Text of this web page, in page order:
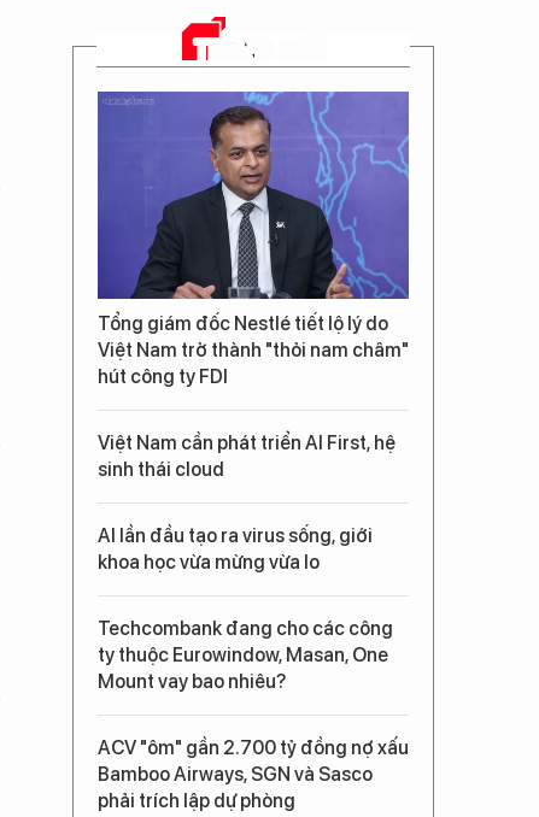
TRANG CHỦ
Tổng giám đốc Nestlé tiết lộ lý do
Việt Nam trở thành "thỏi nam châm"
hút công ty FDI
Việt Nam cần phát triển AI First, hệ
sinh thái cloud
AI lần đầu tạo ra virus sống, giới
khoa học vừa mừng vừa lo
Techcombank đang cho các công
ty thuộc Eurowindow, Masan, One
Mount vay bao nhiêu?
ACV "ôm" gần 2.700 tỷ đồng nợ xấu
Bamboo Airways, SGN và Sasco
phải trích lập dự phòng